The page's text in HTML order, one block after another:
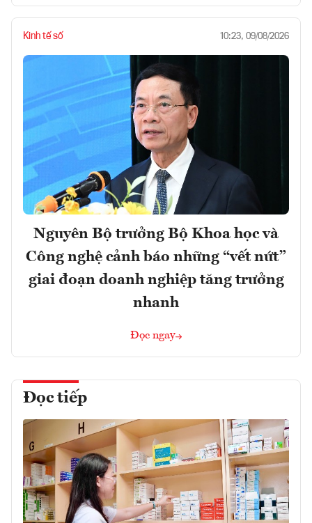
Kinh tế số 10:23, 09/08/2026
Nguyên Bộ trưởng Bộ Khoa học và
Công nghệ cảnh báo những “vết nứt”
giai đoạn doanh nghiệp tăng trưởng
nhanh
Đọc ngay
Đọc tiếp